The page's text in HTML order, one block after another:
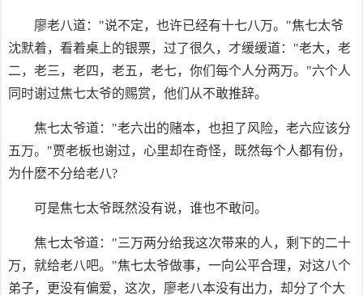
廖老八道："说不定，也许已经有十七八万。"焦七太爷
沈默着，看着桌上的银票，过了很久，才缓缓道："老大，老
二，老三，老四，老五，老七，你们每个人分两万。"六个人
同时谢过焦七太爷的赐赏，他们从不敢推辞。
焦七太爷道："老六出的赌本，也担了风险，老六应该分
五万。"贾老板也谢过，心里却在奇怪，既然每个人都有份，
为什麽不分给老八?
可是焦七太爷既然没有说，谁也不敢问。
焦七太爷道："三万两分给我这次带来的人，剩下的二十
万，就给老八吧。"焦七太爷做事，一向公平合理，对这八个
弟子，更没有偏爱，这次，廖老八本没有出力，却分了个大